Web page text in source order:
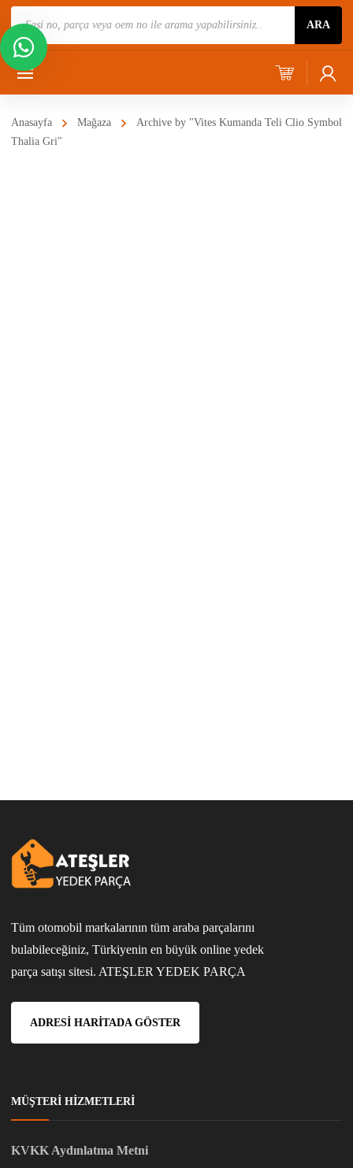
Ara
ARA
Anasayfa Mağaza
Archive by "Vites Kumanda Teli Clio Symbol
Thalia Gri"
Tüm otomobil markalarının tüm araba parçalarını
bulabileceğiniz, Türkiyenin en büyük online yedek
parça satışı sitesi. ATEŞLER YEDEK PARÇA
ADRESI HARITADA GÖSTER
MÜŞTERI HIZMETLERI
KVKK Aydınlatma Metni